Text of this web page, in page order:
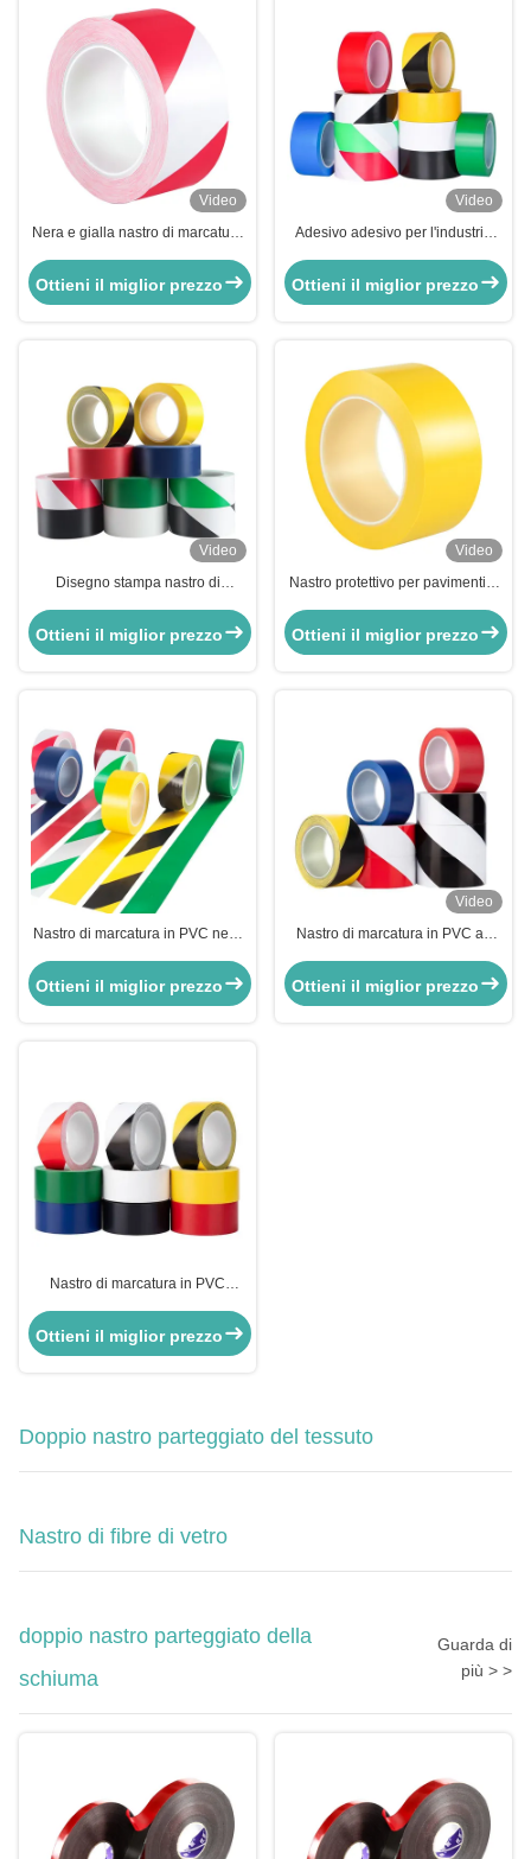
Video
Nera e gialla nastro di marcatura
Arancione Striscia di linea di
sicurezza di corsia
Ottieni il miglior prezzo
Video
Adesivo adesivo per l'industria
adesivo per pavimento
Ottieni il miglior prezzo
Video
Disegno stampa nastro di
avvertimento a prova d'acqua
giallo nero per pavimento di
Ottieni il miglior prezzo
Video
Nastro protettivo per pavimenti a
resistente al calore e duraturo
Ottieni il miglior prezzo
Nastro di marcatura in PVC nero
Ottieni il miglior prezzo
Video
Nastro di marcatura in PVC ad
sicurezza dei magazzini in nero e
giallo
Ottieni il miglior prezzo
Nastro di marcatura in PVC
per la marcatura del pavimento di
sicurezza
Ottieni il miglior prezzo
Doppio nastro parteggiato del tessuto
Nastro di fibre di vetro
doppio nastro parteggiato della
schiuma
Guarda di
più > >